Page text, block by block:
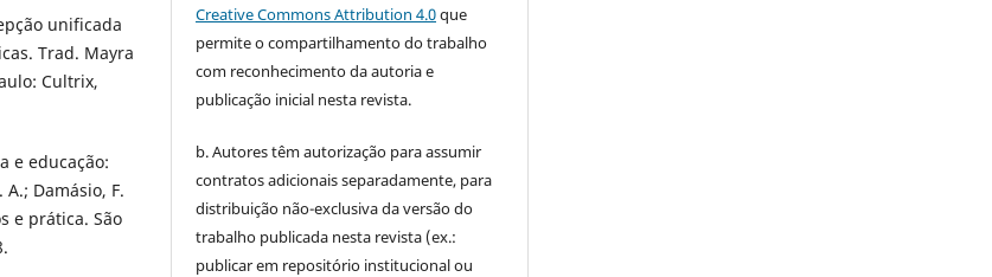
unificada
Trad. Mayra
Cultrix,
e educação:
Damásio, F.
e prática. São
Creative Commons Attribution 4.0que
permite o compartilhamento do trabalho
com reconhecimento da autoria e
publicação inicial nesta revista.
b. Autores têm autorização para assumir
contratos adicionais separadamente, para
distribuição não-exclusiva da versão do
trabalho publicada nesta revista (ex.:
publicar em repositório institucional ou